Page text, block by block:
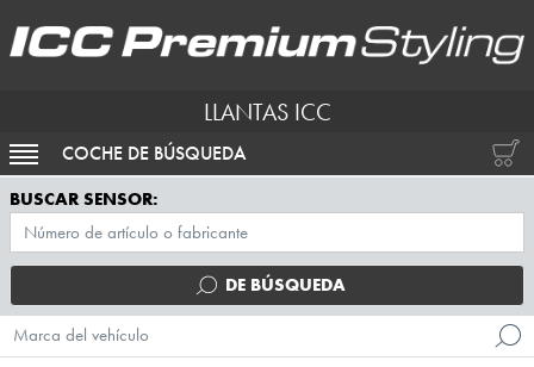
LLANTAS ICC
ACTIVAR NAVEGACIÓN
COCHE DE BÚSQUEDA
BUSCAR SENSOR:
DE BÚSQUEDA
Marca del vehículo